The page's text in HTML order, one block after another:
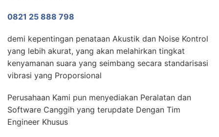
0821 25 888 798
demi kepentingan penataan Akustik dan Noise Kontrol
yang lebih akurat, yang akan melahirkan tingkat
kenyamanan suara yang seimbang secara standarisasi
vibrasi yang Proporsional
Perusahaan Kami pun menyediakan Peralatan dan
Software Canggih yang terupdate Dengan Tim
Engineer Khusus